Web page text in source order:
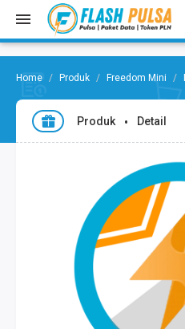
Produk Freedom Mini
Produk Detail